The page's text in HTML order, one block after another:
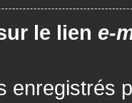
le lien e-
enregistrés